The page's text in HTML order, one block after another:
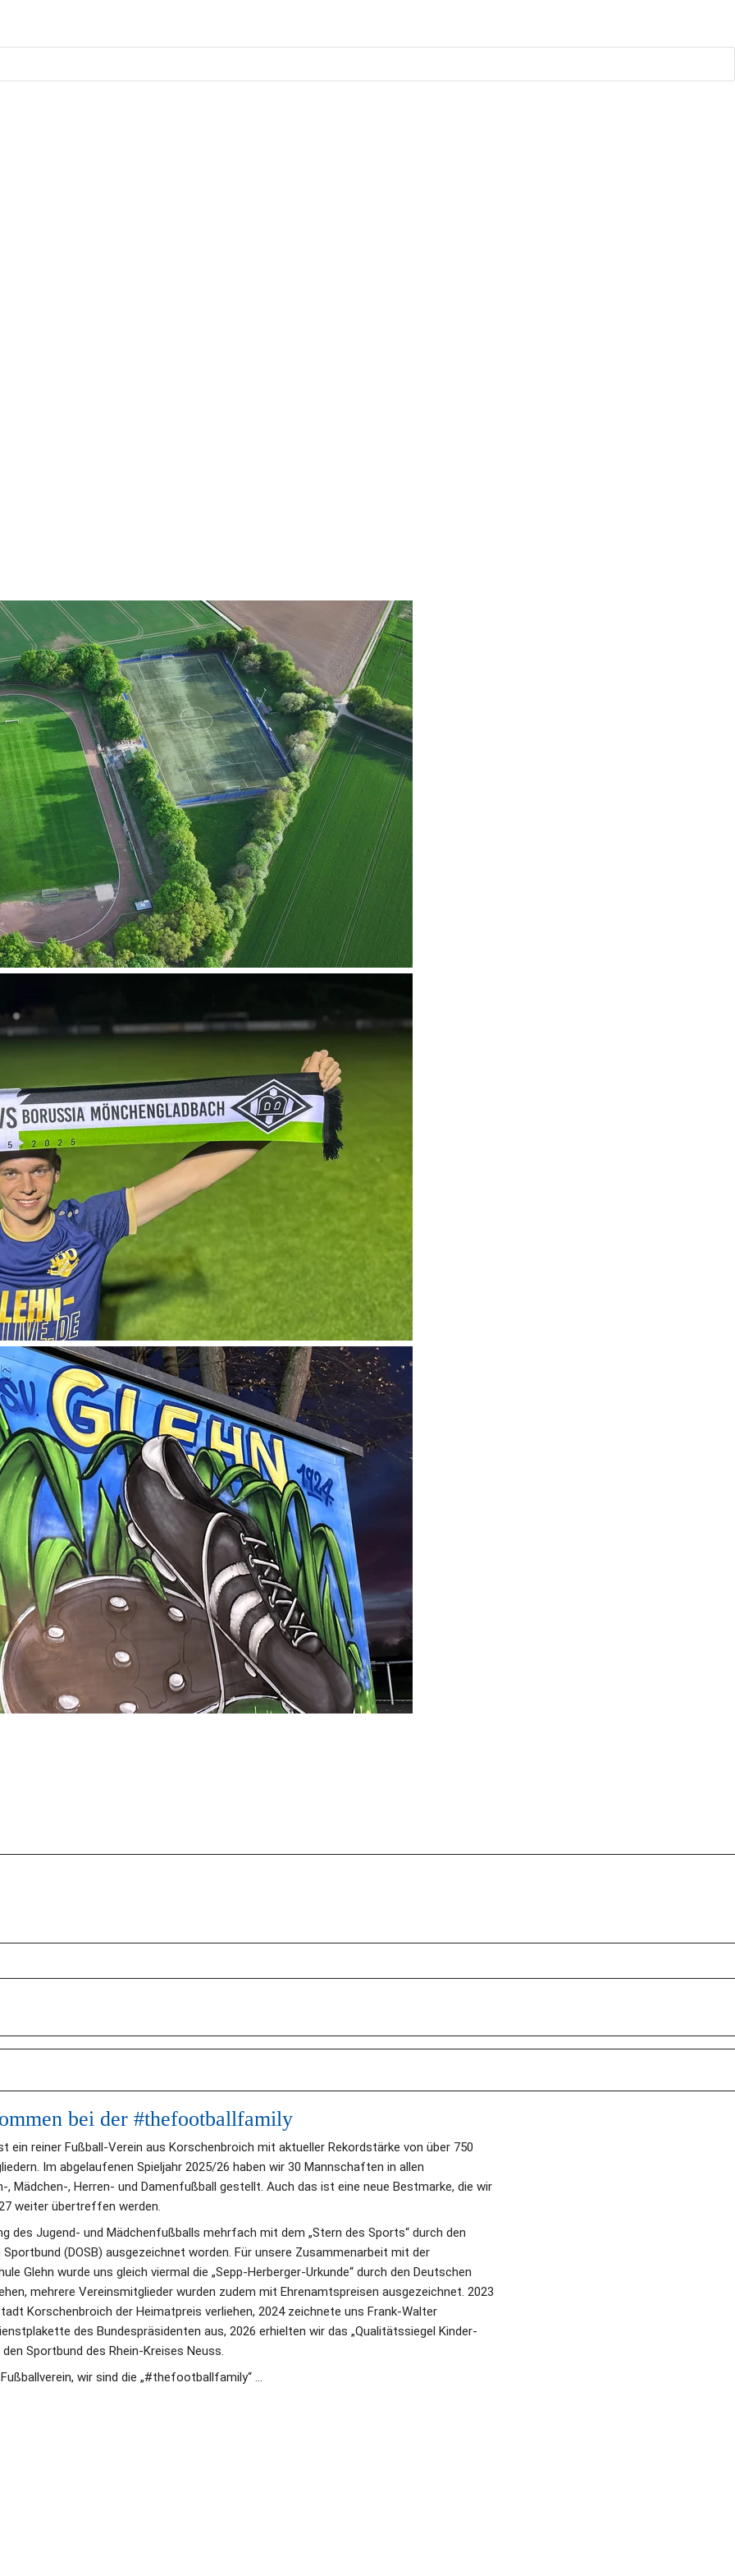
bei der #thefootballfamily
ein reiner Fußball-Verein aus Korschenbroich mit aktueller Rekordstärke von über 750
Im abgelaufenen Spieljahr 2025/26 haben wir 30 Mannschaften in allen
, Mädchen-, Herren- und Damenfußball gestellt. Auch das ist eine neue Bestmarke, die wir
weiter übertreffen werden.
des Jugend- und Mädchenfußballs mehrfach mit dem „Stern des Sports“ durch den
(DOSB) ausgezeichnet worden. Für unsere Zusammenarbeit mit der
Glehn wurde uns gleich viermal die „Sepp-Herberger-Urkunde“ durch den Deutschen
mehrere Vereinsmitglieder wurden zudem mit Ehrenamtspreisen ausgezeichnet. 2023
Korschenbroich der Heimatpreis verliehen, 2024 zeichnete uns Frank-Walter
des Bundespräsidenten aus, 2026 erhielten wir das „Qualitätssiegel Kinder-
Sportbund des Rhein-Kreises Neuss.
wir sind die „#thefootballfamily“ ...